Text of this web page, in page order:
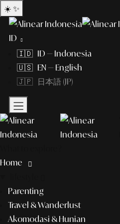
☀️ ✨
ID
🇮🇩 ID — Indonesia
🇺🇸 EN — English
🇯🇵 日本語 (JP)
Home
Parenting
Travel & Wanderlust
Akomodasi & Hunian